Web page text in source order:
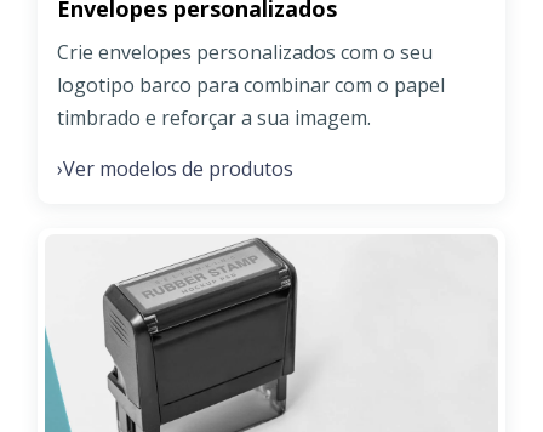
Envelopes personalizados
Crie envelopes personalizados com o seu
logotipo barco para combinar com o papel
timbrado e reforçar a sua imagem.
›Ver modelos de produtos